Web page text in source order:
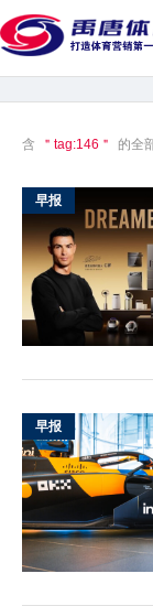
含 ＂tag:146＂ 的全
早报
早报